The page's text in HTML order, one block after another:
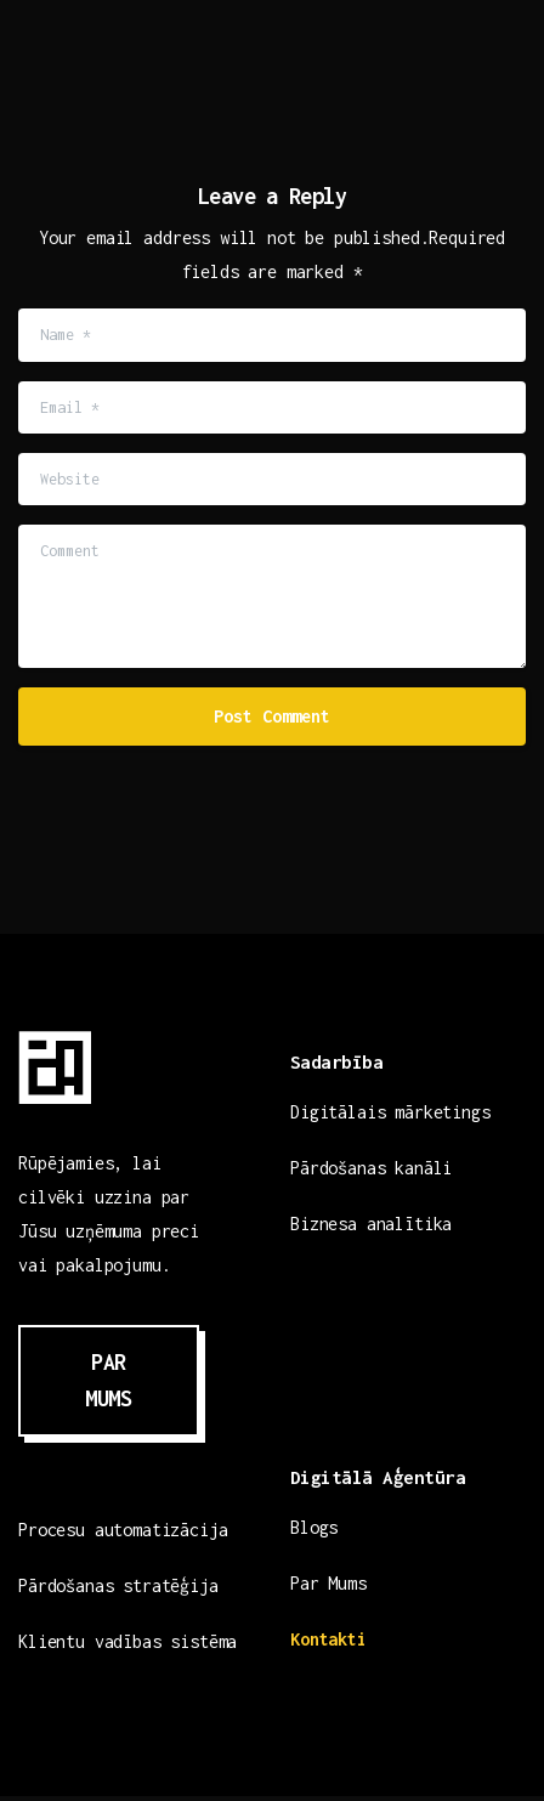
Leave a Reply
Your email address will not be published.Required
fields are marked *
*
Website
Rūpējamies, lai
cilvēki uzzina par
Jūsu uzņēmuma preci
vai pakalpojumu.
PAR
MUMS
Sadarbība
Digitālais mārketings
Pārdošanas kanāli
Biznesa analītika
Procesu automatizācija
Pārdošanas stratēģija
Klientu vadības sistēma
Digitālā Aģentūra
Blogs
Par Mums
Kontakti